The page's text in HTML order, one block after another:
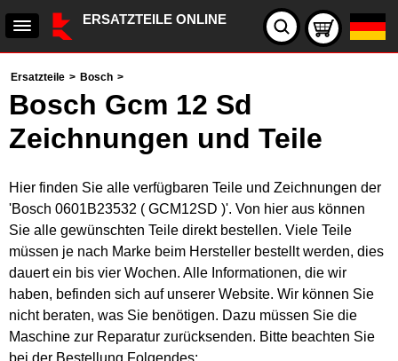
ERSATZTEILE ONLINE
Ersatzteile > Bosch >
Bosch Gcm 12 Sd
Zeichnungen und Teile
Hier finden Sie alle verfügbaren Teile und Zeichnungen der
'Bosch 0601B23532 ( GCM12SD )'. Von hier aus können
Sie alle gewünschten Teile direkt bestellen. Viele Teile
müssen je nach Marke beim Hersteller bestellt werden, dies
dauert ein bis vier Wochen. Alle Informationen, die wir
haben, befinden sich auf unserer Website. Wir können Sie
nicht beraten, was Sie benötigen. Dazu müssen Sie die
Maschine zur Reparatur zurücksenden. Bitte beachten Sie
bei der Bestellung Folgendes: